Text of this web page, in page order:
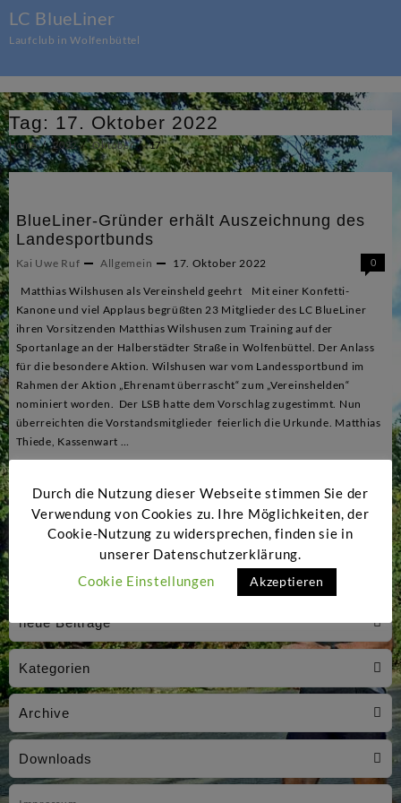
content
LC BlueLiner
Laufclub in Wolfenbüttel
neue Beiträge
Kategorien
Archive
Downloads
Tag: 17. Oktober 2022
Home 2022 Oktober 17
BlueLiner-Gründer erhält Auszeichnung des
Landesportbunds
Kai Uwe Ruf Allgemein 17. Oktober 2022 0
Matthias Wilshusen als Vereinsheld geehrt Mit einer Konfetti-
Kanone und viel Applaus begrüßten 23 Mitglieder des LC BlueLiner
ihren Vorsitzenden Matthias Wilshusen zum Training auf der
Sportanlage an der Halberstädter Straße in Wolfenbüttel. Der Anlass
für die besondere Aktion. Wilshusen war vom Landessportbund im
Rahmen der Aktion „Ehrenamt überrascht“ zum „Vereinshelden“
nominiert worden. Der LSB hatte dem Vorschlag zugestimmt. Nun
überreichten die Vorstandsmitglieder feierlich die Urkunde. Matthias
Thiede, Kassenwart …
Gründer
Durch die Nutzung dieser Webseite stimmen Sie der
Verwendung von Cookies zu. Ihre Möglichkeiten, der
Cookie-Nutzung zu widersprechen, finden sie in
unserer Datenschutzerklärung.
Cookie Einstellungen
Akzeptieren